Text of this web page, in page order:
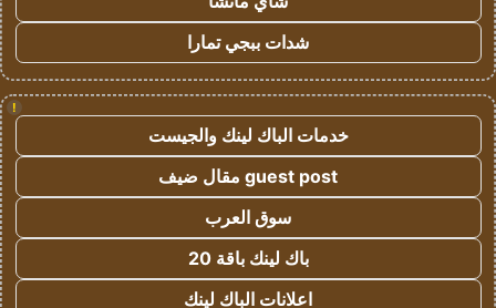
شدات ببجي تمارا
!
خدمات الباك لينك والجيست
guest post مقال ضيف
سوق العرب
باك لينك باقة 20
اعلانات الباك لينك